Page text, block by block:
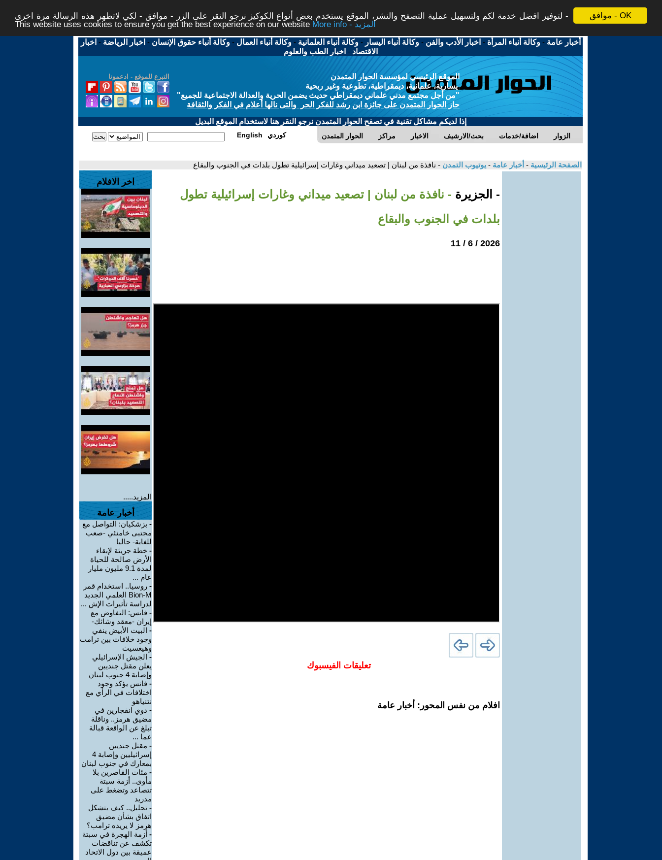
موافق - OK
لتوفير افضل خدمة لكم ولتسهيل عملية التصفح والنشر، الموقع يستخدم بعض أنواع الكوكيز نرجو النقر على الزر - موافق - لكي لاتظهر هذه الرسالة مرة اخرى -
This website uses cookies to ensure you get the best experience on our website
More info - المزيد
أخبار عامة -وكالة أنباء المرأة - اخبار الأدب والفن -وكالة أنباء اليسار -وكالة أنباء العلمانية -وكالة أنباء العمال -وكالة أنباء حقوق الإنسان - اخبار الرياضة - اخبار
الاقتصاد - اخبار الطب والعلوم
التبرع للموقع - ادعمونا
الموقع الرئيسي لمؤسسة الحوار المتمدن
يسارية، علمانية، ديمقراطية، تطوعية وغير ربحية
"من أجل مجتمع مدني علماني ديمقراطي حديث يضمن الحرية والعدالة الاجتماعية للجميع"
حاز الحوار المتمدن على جائزة ابن رشد للفكر الحر والتى نالها أعلام في الفكر والثقافة
إذا لديكم مشاكل تقنية في تصفح الحوار المتمدن نرجو النقر هنا لاستخدام الموقع البديل
الحوار المتمدن مراكز الاخبار بحث/الارشيف اضافة/خدمات الزوار English كوردي
الصفحة الرئيسية - أخبار عامة - يوتيوب التمدن - نافذة من لبنان | تصعيد ميداني وغارات إسرائيلية تطول بلدات في الجنوب والبقاع
- الجزيرة - نافذة من لبنان | تصعيد ميداني وغارات إسرائيلية تطول
بلدات في الجنوب والبقاع
2026 / 6 / 11
تعليقات الفيسبوك
افلام من نفس المحور: أخبار عامة
اخر الافلام
المزيد.....
أخبار عامة
- بزشكيان: التواصل مع
مجتبى خامنئي -صعب
للغاية- حاليا
- خطة جريئة لإبقاء
الأرض صالحة للحياة
لمدة 9.1 مليون مليار
عام ...
- روسيا.. استخدام قمر
Bion-M العلمي الجديد
لدراسة تأثيرات الإش ...
- فانس: التفاوض مع
إيران -معقد وشائك-
- البيت الأبيض ينفي
وجود خلافات بين ترامب
وهيغسيث
- الجيش الإسرائيلي
يعلن مقتل جنديين
وإصابة 4 جنوب لبنان
- فانس يؤكد وجود
اختلافات في الرأي مع
نتنياهو
- دوي انفجارين في
مضيق هرمز.. وناقلة
تبلغ عن الواقعة قبالة
عما ...
- مقتل جنديين
إسرائيليين وإصابة 4
بمعارك في جنوب لبنان
- مئات القاصرين بلا
مأوى.. أزمة سبتة
تتصاعد وتضغط على
مدريد
- تحليل.. كيف يتشكل
اتفاق بشأن مضيق
هرمز لا يريده ترامب؟
- أزمة الهجرة في سبتة
تكشف عن تناقضات
عميقة بين دول الاتحاد